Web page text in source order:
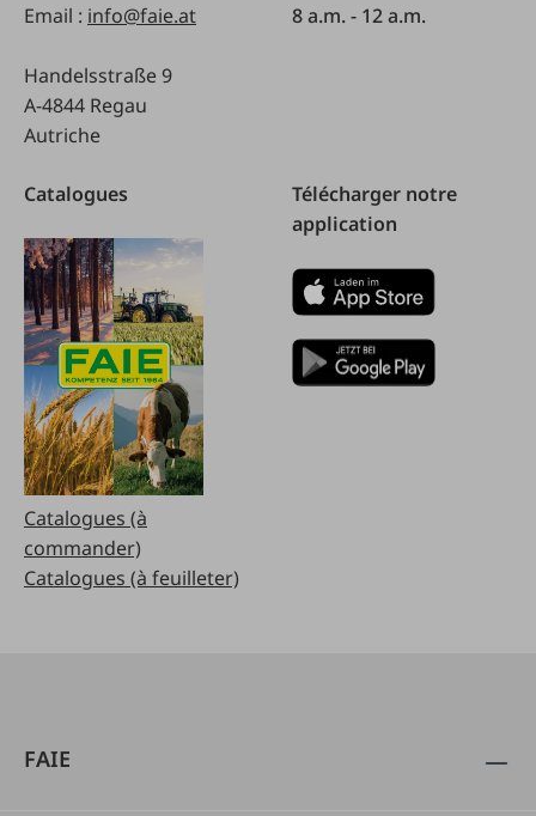
Email : info@faie.at
Handelsstraße 9
A-4844 Regau
Autriche
8 a.m. - 12 a.m.
Catalogues
Catalogues (à
commander)
Catalogues (à feuilleter)
Télécharger notre
application
FAIE